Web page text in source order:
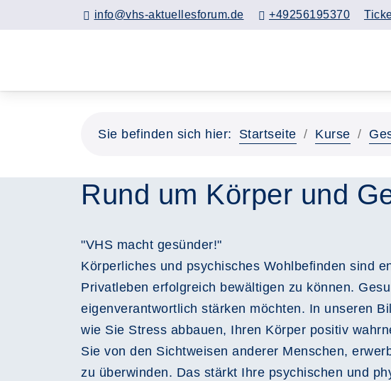
info@vhs-aktuellesforum.de +49256195370
Sie befinden sich hier: Startseite Kurse
Rund um Körper und
"VHS macht gesünder!"
Körperliches und psychisches Wohlbefinden sind
Privatleben erfolgreich bewältigen zu können.
eigenverantwortlich stärken möchten. In unseren
wie Sie Stress abbauen, Ihren Körper positiv
Sie von den Sichtweisen anderer Menschen,
zu überwinden. Das stärkt Ihre psychischen und